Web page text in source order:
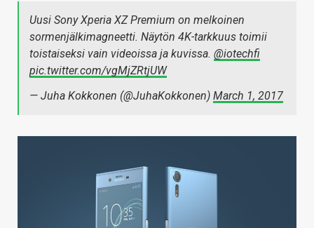
Uusi Sony Xperia XZ Premium on melkoinen
sormenjälkimagneetti. Näytön 4K-tarkkuus toimii
toistaiseksi vain videoissa ja kuvissa. @iotechfi
pic.twitter.com/vgMjZRtjUW
— Juha Kokkonen (@JuhaKokkonen) March 1, 2017